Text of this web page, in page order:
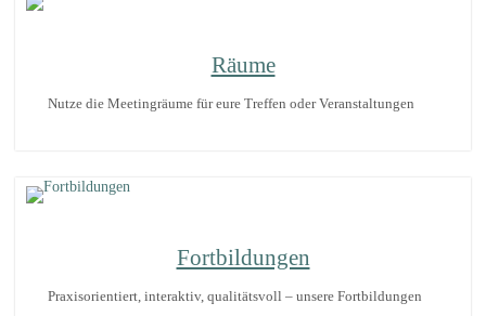
Räume
Nutze die Meetingräume für eure Treffen oder Veranstaltungen
Fortbildungen
Praxisorientiert, interaktiv, qualitätsvoll – unsere Fortbildungen